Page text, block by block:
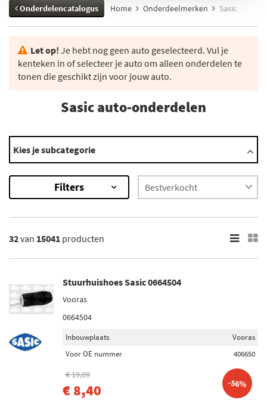
Onderdelencatalogus Home Onderdeelmerken Sasic
Let op! Je hebt nog geen auto geselecteerd. Vul je
kenteken in of selecteer je auto om alleen onderdelen te
tonen die geschikt zijn voor jouw auto.
Sasic auto-onderdelen
Categorieën
ABS sensor
Aandrijfas
Aandrijfashoes
Aanslagrubber vering
Auto schoonmaakmiddelen
×
Resultaten
×
Categorieën
Radiateurslang (1493)
Motorsteun (1475)
Draagarm-/ reactiearm lager (834)
Remschijven (568)
Kies je subcategorie
Filters
32van 15041 producten
Stuurhuishoes Sasic 0664504
Vooras
0664504
Inbouwplaats
Vooras
Voor OE nummer
406650
€ 19,09
€ 8,40 -56%